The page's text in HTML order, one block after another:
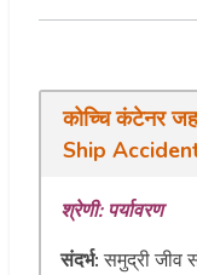
कोच्चि कंटेनर
Ship
श्रेणी: पर्यावरण
संदर्भ:समुद्री जीव